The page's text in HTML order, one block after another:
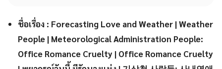
ชื่อเรื่อง : Forecasting Love and Weather | Weather
People | Meteorological Administration People:
Office Romance Cruelty | Office Romance Cruelty